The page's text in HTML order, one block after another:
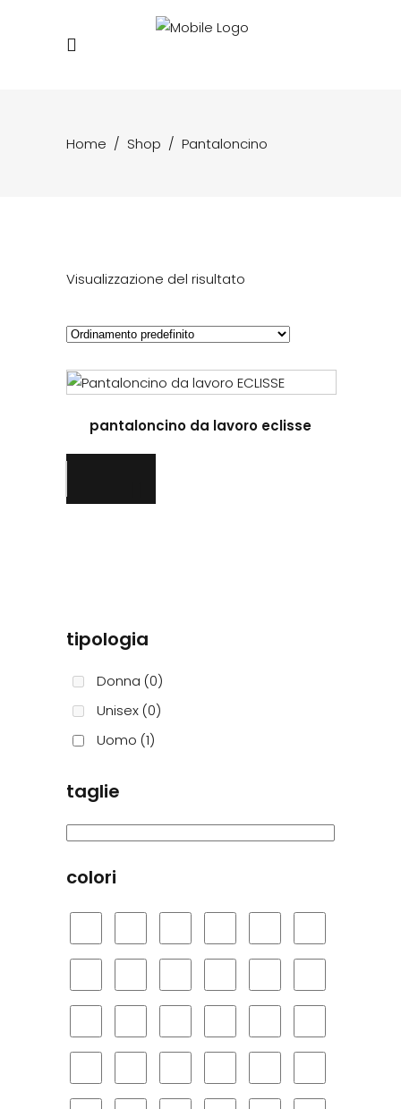
Home / Shop / Pantaloncino
Visualizzazione del risultato
Questo
ha
pantaloncino da lavoro eclisse
tipologia
Donna (0)
Unisex (0)
Uomo (1)
taglie
colori